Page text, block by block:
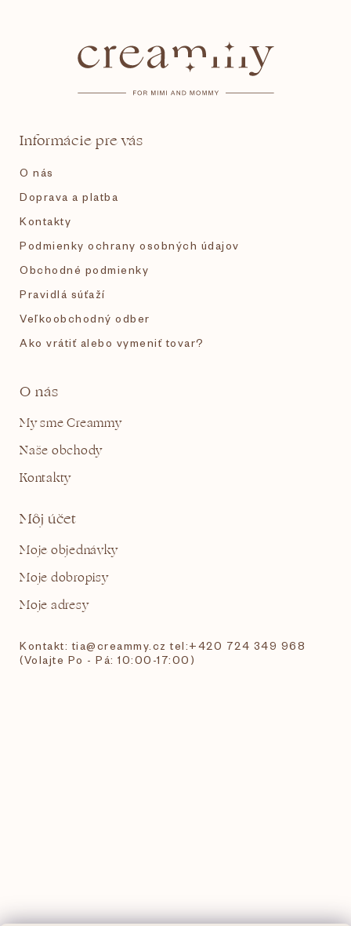
Informácie pre vás
O nás
Doprava a platba
Kontakty
Podmienky ochrany osobných údajov
Obchodné podmienky
Pravidlá súťaží
Veľkoobchodný odber
Ako vrátiť alebo vymeniť tovar?
O nás
My sme Creammy
Naše obchody
Kontakty
Môj účet
Moje objednávky
Moje dobropisy
Moje adresy
Kontakt: tia@creammy.cz tel:+420 724 349 968
(Volajte Po - Pá: 10:00-17:00)